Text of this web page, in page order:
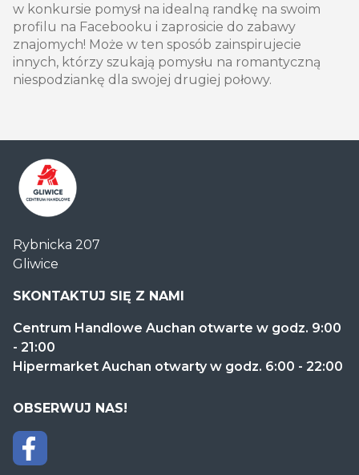
w konkursie pomysł na idealną randkę na swoim
profilu na Facebooku i zaprosicie do zabawy
znajomych! Może w ten sposób zainspirujecie
innych, którzy szukają pomysłu na romantyczną
niespodziankę dla swojej drugiej połowy.
Handlowe
Auchan
Gliwice
Rybnicka 207
Gliwice
SKONTAKTUJ SIĘ Z NAMI
Centrum Handlowe Auchan otwarte w godz. 9:00
- 21:00
Hipermarket Auchan otwarty w godz. 6:00 - 22:00
OBSERWUJ NAS!